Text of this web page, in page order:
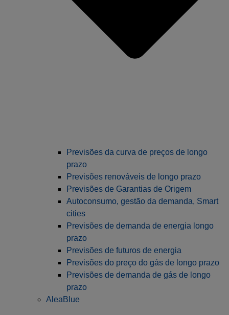
Previsões da curva de preços de longo
prazo
Previsões renováveis de longo prazo
Previsões de Garantias de Origem
Autoconsumo, gestão da demanda, Smart
cities
Previsões de demanda de energia longo
prazo
Previsões de futuros de energia
Previsões do preço do gás de longo prazo
Previsões de demanda de gás de longo
prazo
AleaBlue